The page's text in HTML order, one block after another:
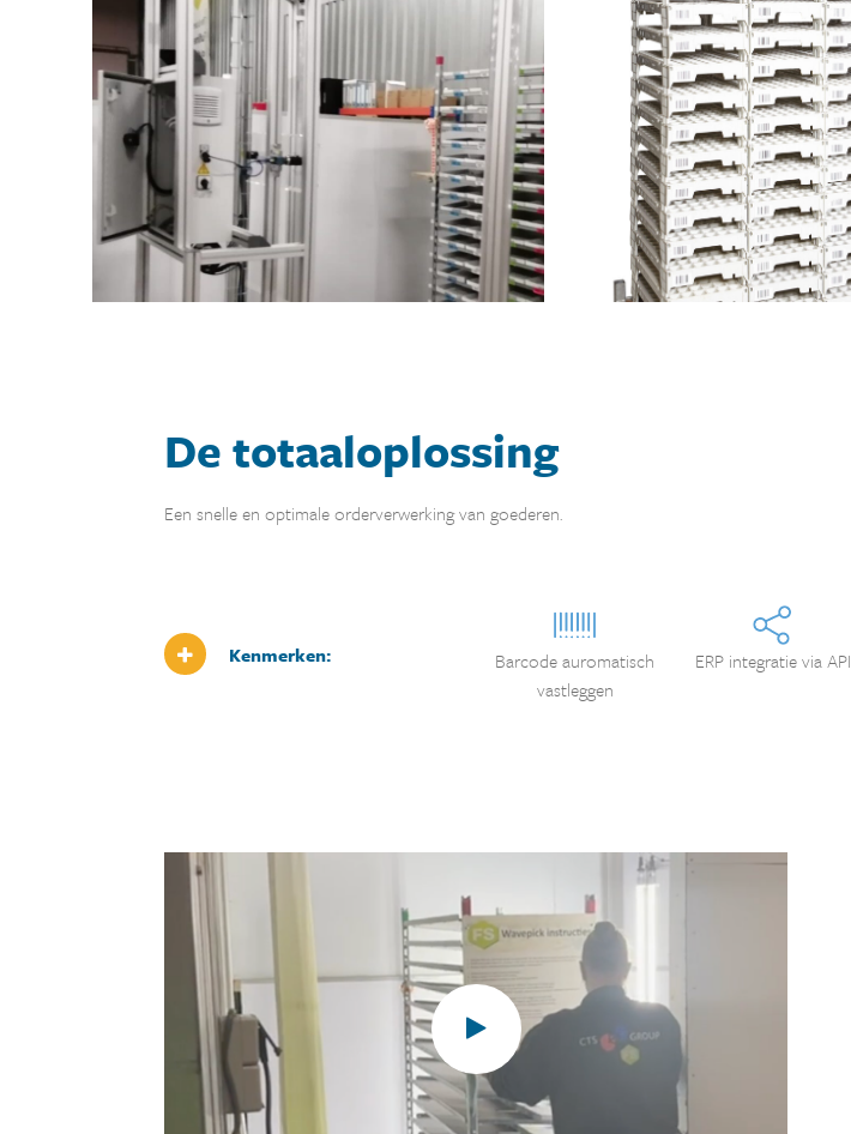
De totaaloplossing
Een snelle en optimale orderverwerking van goederen.
Kenmerken:
Barcode auromatisch
vastleggen
ERP integratie via API